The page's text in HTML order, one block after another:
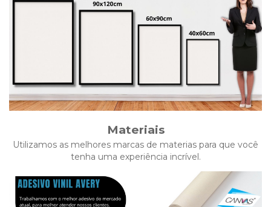
Materiais
Utilizamos as melhores marcas de materias para que você
tenha uma experiência incrível.